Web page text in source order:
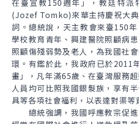
在臺宣教150週年」，教廷特派
(Jozef Tomko)來華主持慶祝大
詞。總統說，天主教會來臺150
學校教育青年、興建醫院照顧病
照顧傷殘弱勢及老人，為我國社
環。有鑑於此，我政府已於2011
畫」，凡年滿65歲、在臺灣服務
人員均可比照我國銀髮族，享有
具等各項社會福利，以表達對渠等
總統強調，我國呼應教宗促進